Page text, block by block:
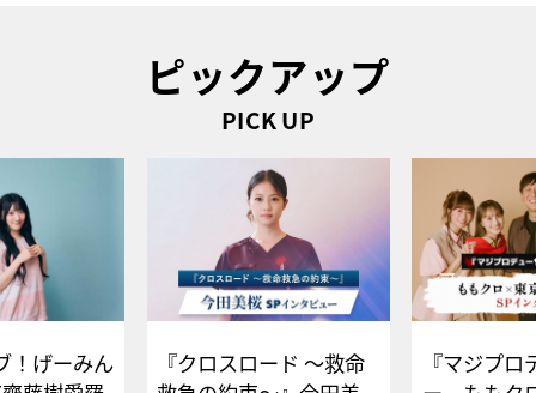
ピックアップ
PICK UP
！げーみん
『クロスロード ～救命
『マジプロ